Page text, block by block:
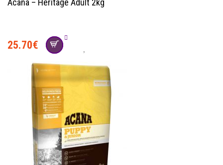
Acana – Heritage Adult 2kg
25.70€